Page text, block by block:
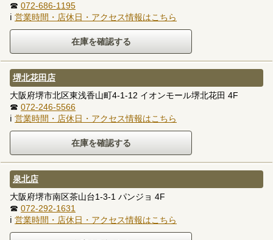
☎ 072-686-1195
ℹ 営業時間・店休日・アクセス情報はこちら
堺北花田店
大阪府堺市北区東浅香山町4-1-12 イオンモール堺北花田 4F
☎ 072-246-5566
ℹ 営業時間・店休日・アクセス情報はこちら
泉北店
大阪府堺市南区茶山台1-3-1 パンジョ 4F
☎ 072-292-1631
ℹ 営業時間・店休日・アクセス情報はこちら